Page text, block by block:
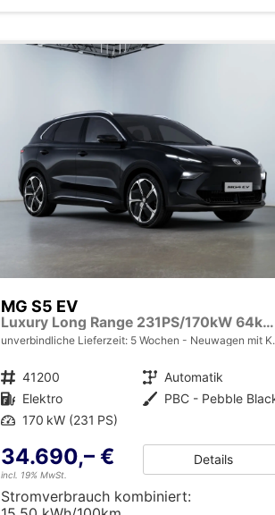
MG S5 EV
Luxury Long Range 231PS/170kW 64kWh 2025 | +7-Jahre/150.000km Werksgarantie
unverbindliche Lieferzeit: 5 Wochen Neuwagen mit Kurzzeitzulassung
Fahrzeugnr. 41200 Getriebe Automatik
Kraftstoff Elektro Außenfarbe PBC - Pebble
Leistung 170 kW (231 PS)
34.690,– €
incl. 19% MwSt.
Details
Stromverbrauch kombiniert: